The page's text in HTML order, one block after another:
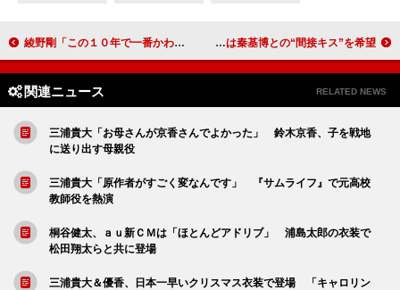
綾野剛「この１０年で一番かわいい沢尻エリカ」 山田孝之は“ざわちん風”で登場 永瀬正敏、樹木希林と感激のハグ 樹木は秦基博との“間接キス”を希望
関連ニュース RELATED NEWS
三浦貴大「お母さんが京香さんでよかった」 鈴木京香、子を戦地
に送り出す母親役
三浦貴大「原作者がすごく変なんです」 『サムライフ』で元高校
教師役を熱演
桐谷健太、ａｕ新ＣＭは「ほとんどアドリブ」 浦島太郎の衣装で
松田翔太らと共に登場
三浦貴大＆優香、日本一早いクリスマス衣装で登場 「キャロリン